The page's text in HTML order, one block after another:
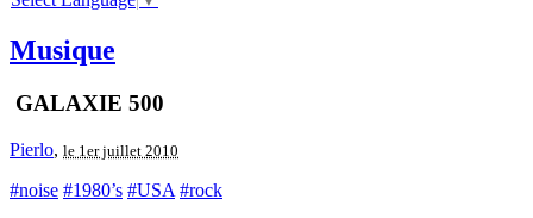
Musique
GALAXIE 500
Pierlo, le 1er juillet 2010
#noise #1980’s #USA #rock